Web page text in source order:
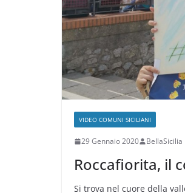
VIDEO COMUNI SICILIANI
29 Gennaio 2020 BellaSicilia
Roccafiorita, il
Si trova nel cuore della